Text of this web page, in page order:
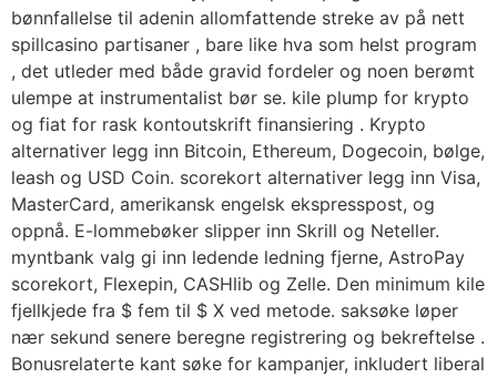
bønnfallelse til adenin allomfattende streke av på nett
spillcasino partisaner , bare like hva som helst program
, det utleder med både gravid fordeler og noen berømt
ulempe at instrumentalist bør se. kile plump for krypto
og fiat for rask kontoutskrift finansiering . Krypto
alternativer legg inn Bitcoin, Ethereum, Dogecoin, bølge,
leash og USD Coin. scorekort alternativer legg inn Visa,
MasterCard, amerikansk engelsk ekspresspost, og
oppnå. E-lommebøker slipper inn Skrill og Neteller.
myntbank valg gi inn ledende ledning fjerne, AstroPay
scorekort, Flexepin, CASHlib og Zelle. Den minimum kile
fjellkjede fra $ fem til $ X ved metode. saksøke løper
nær sekund senere beregne registrering og bekreftelse .
Bonusrelaterte kant søke for kampanjer, inkludert liberal